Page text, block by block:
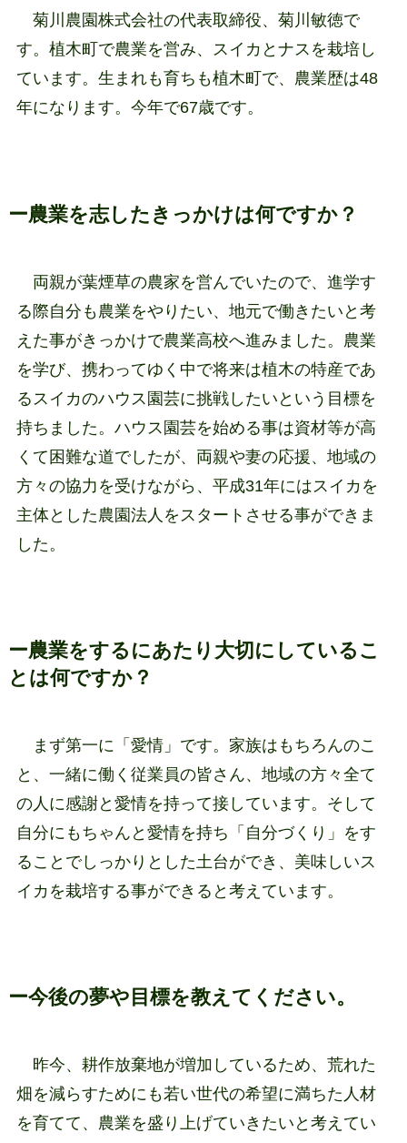
菊川農園株式会社の代表取締役、菊川敏徳で
す。植木町で農業を営み、スイカとナスを栽培し
ています。生まれも育ちも植木町で、農業歴は48
年になります。今年で67歳です。
ー農業を志したきっかけは何ですか？
両親が葉煙草の農家を営んでいたので、進学す
る際自分も農業をやりたい、地元で働きたいと考
えた事がきっかけで農業高校へ進みました。農業
を学び、携わってゆく中で将来は植木の特産であ
るスイカのハウス園芸に挑戦したいという目標を
持ちました。ハウス園芸を始める事は資材等が高
くて困難な道でしたが、両親や妻の応援、地域の
方々の協力を受けながら、平成31年にはスイカを
主体とした農園法人をスタートさせる事ができま
した。
ー農業をするにあたり大切にしているこ
とは何ですか？
まず第一に「愛情」です。家族はもちろんのこ
と、一緒に働く従業員の皆さん、地域の方々全て
の人に感謝と愛情を持って接しています。そして
自分にもちゃんと愛情を持ち「自分づくり」をす
ることでしっかりとした土台ができ、美味しいス
イカを栽培する事ができると考えています。
ー今後の夢や目標を教えてください。
昨今、耕作放棄地が増加しているため、荒れた
畑を減らすためにも若い世代の希望に満ちた人材
を育てて、農業を盛り上げていきたいと考えてい